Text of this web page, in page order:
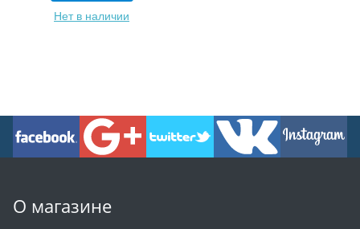
Нет в наличии
О магазине